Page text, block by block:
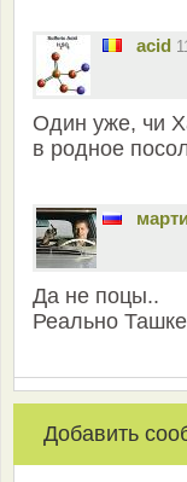
acid
Один уже, чи
в родное
Да не поцы..
Реально
Добавить